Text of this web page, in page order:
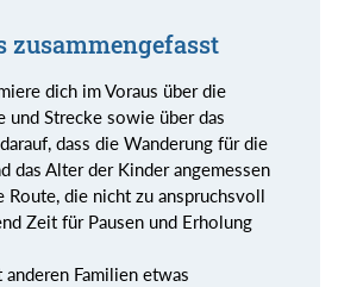
zusammengefasst
dich im Voraus über die
und Strecke sowie über das
dass die Wanderung für die
das Alter der Kinder angemessen
Route, die nicht zu anspruchsvoll
Zeit für Pausen und Erholung
anderen Familien etwas